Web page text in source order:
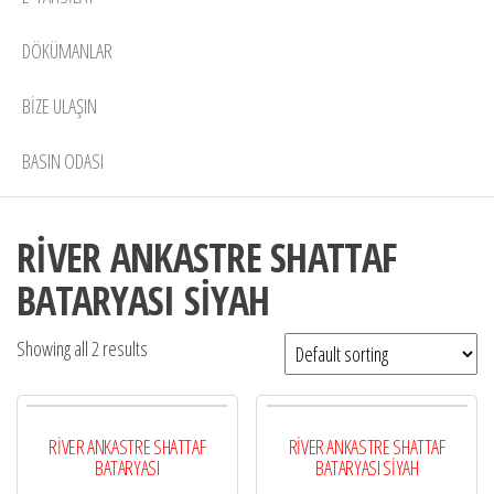
DÖKÜMANLAR
BIZE ULAŞIN
BASIN ODASI
RİVER ANKASTRE SHATTAF
BATARYASI SİYAH
Showing all 2 results
RİVER ANKASTRE SHATTAF
BATARYASI
RİVER ANKASTRE SHATTAF
BATARYASI SİYAH